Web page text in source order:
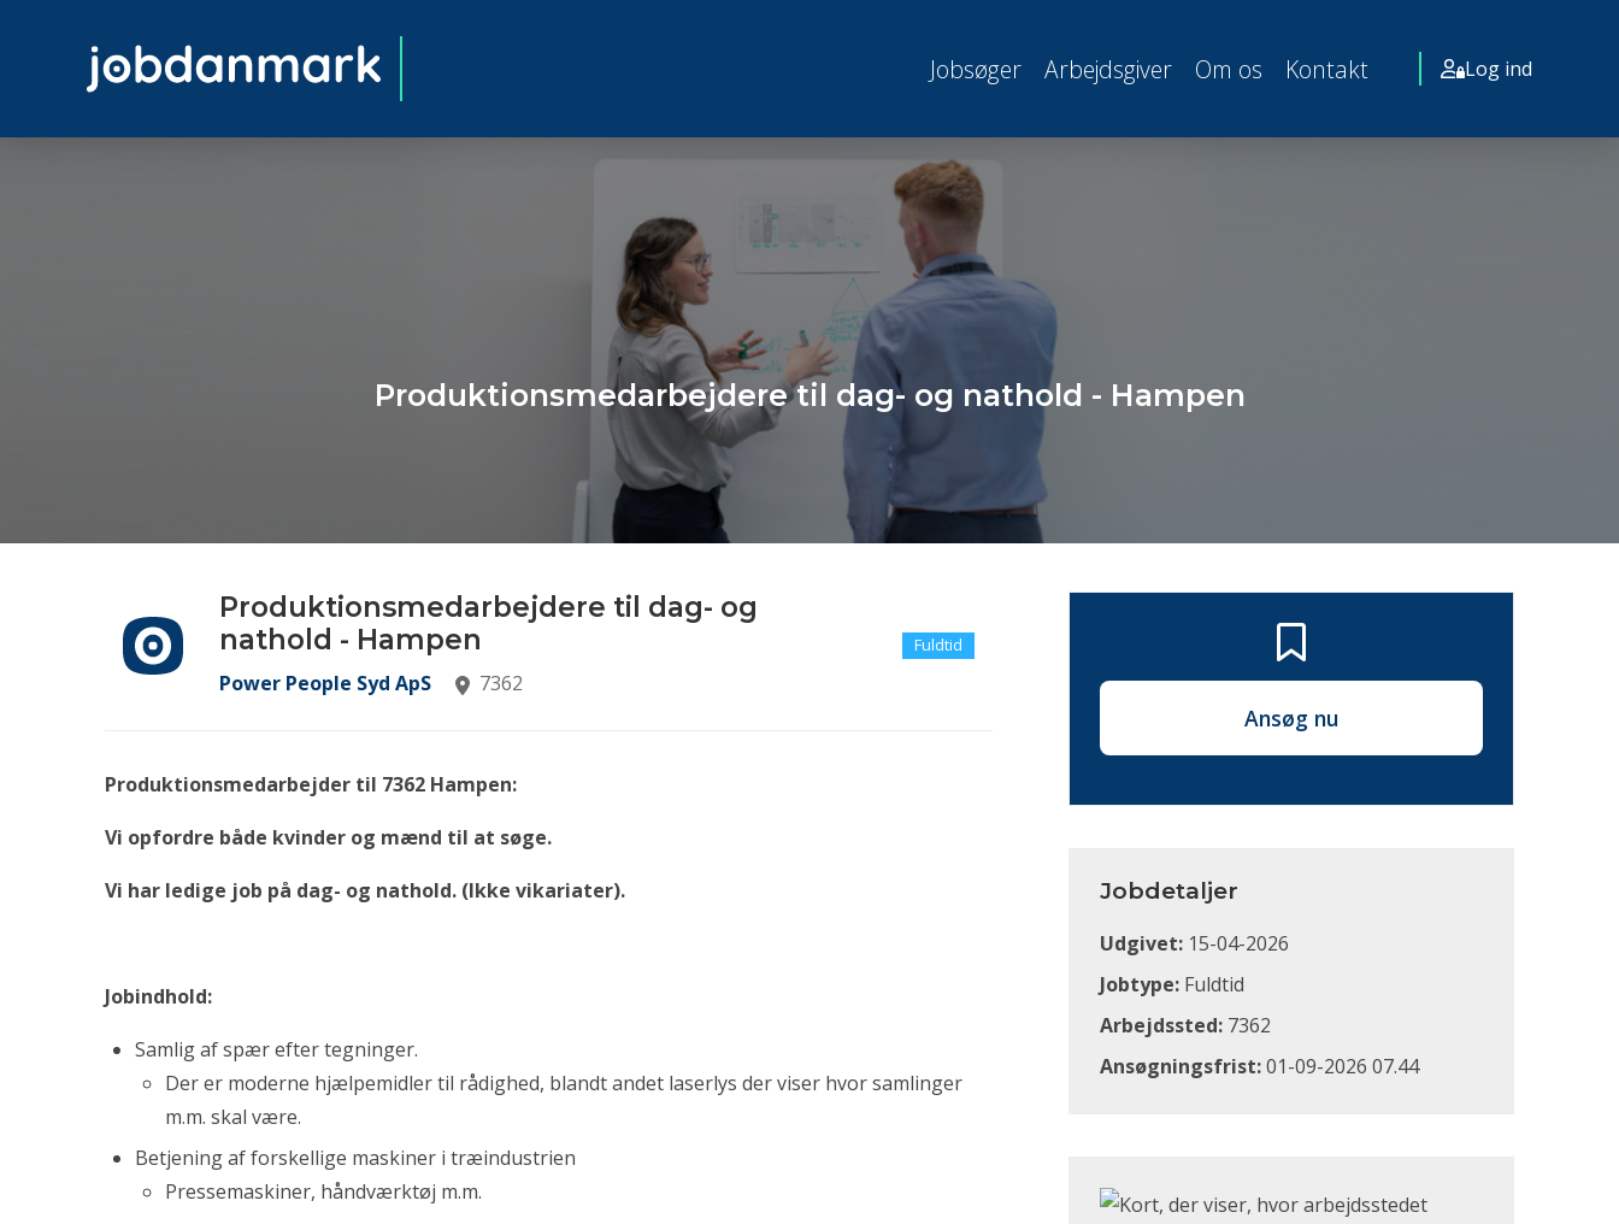
Jobsøger Arbejdsgiver Om os Kontakt Log ind
Produktionsmedarbejdere til dag- og nathold - Hampen
Fuldtid
Produktionsmedarbejdere til dag- og
nathold - Hampen
Power People Syd ApS 7362
Produktionsmedarbejder til 7362 Hampen:
Vi opfordre både kvinder og mænd til at søge.
Vi har ledige job på dag- og nathold. (Ikke vikariater).
Jobindhold:
Samlig af spær efter tegninger.
Der er moderne hjælpemidler til rådighed, blandt andet laserlys der viser hvor samlinger
m.m. skal være.
Betjening af forskellige maskiner i træindustrien
Pressemaskiner, håndværktøj m.m.
Ansøg nu
Jobdetaljer
Udgivet: 15-04-2026
Jobtype: Fuldtid
Arbejdssted: 7362
Ansøgningsfrist:01-09-2026 07.44
Klik for at åbne Google Maps og se, hvor arbejdsstedet